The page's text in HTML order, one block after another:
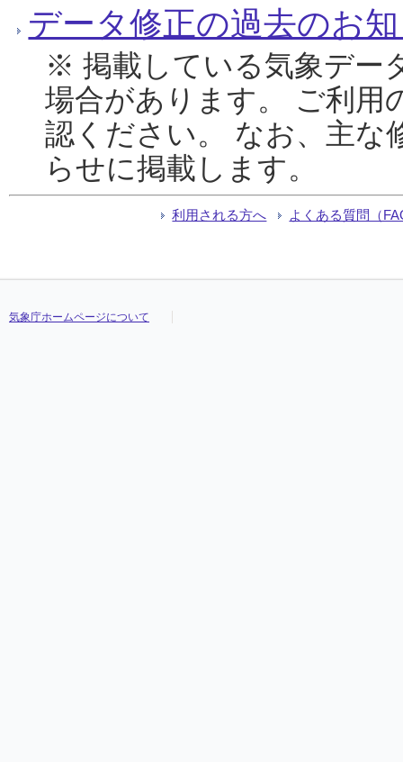
データ修正の過去のお
※ 掲載している気象デー
場合があります。 ご利用
認ください。 なお、主な
らせに掲載します。
利用される方へ よくある質問（
気象庁ホームページについて